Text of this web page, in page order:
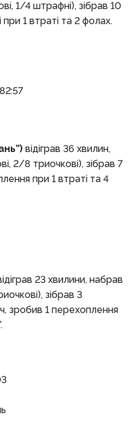
1/4 штрафні), зібрав 10
при 1 втраті та 2 фолах.
відіграв 36 хвилин,
2/8 триочкові), зібрав 7
при 1 втраті та 4
23 хвилини, набрав
зібрав 3
зробив 1 перехоплення